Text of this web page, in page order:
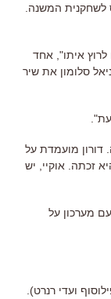
לשחקנית המשנה.
לרוץ איתו", אחד
סלומון את שיר
דורון מועמדת על
זכתה. אוקיי, יש
עם מערכון על
ועדי רנרט).